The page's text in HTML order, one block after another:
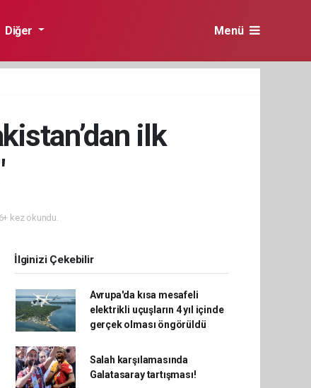
Diğer Menü
ilk
kez okundu.
İlginizi Çekebilir
Avrupa'da kısa mesafeli
elektrikli uçuşların 4 yıl içinde
gerçek olması öngörüldü
Salah karşılamasında
Galatasaray tartışması!